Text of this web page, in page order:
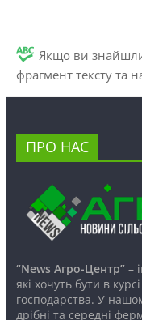
Якщо ви
фрагмент тексту та
ПРО НАС
“News Агро-Центр”–
які хочуть бути в
господарства. У
дрібні та середні